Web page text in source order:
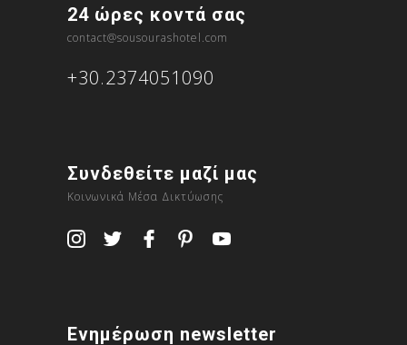
24 ώρες κοντά σας
contact@sousourashotel.com
+30.2374051090
Συνδεθείτε μαζί μας
Κοινωνικά Μέσα Δικτύωσης
Ενημέρωση newsletter